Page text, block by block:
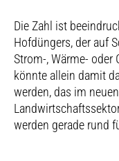
Die Zahl ist
Hofdüngers, der auf
Strom-, Wärme-
könnte allein damit
werden, das im
werden gerade rund